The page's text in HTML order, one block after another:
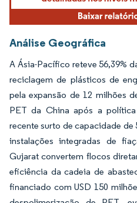
Análise Geográfica
A Ásia-Pacífico reteve 56,39%
reciclagem de plásticos de
pela expansão de 12 milhões
PET da China após a
recente surto de capacidade de
instalações integradas de
Gujarat convertem flocos
eficiência da cadeia de
financiado com USD 150